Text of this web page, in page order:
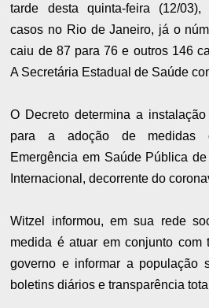
tarde desta quinta-feira (12/
casos no Rio de Janeiro, já o
caiu de 87 para 76 e outros 146
A Secretária Estadual de Saúde
O Decreto determina a
para a adoção de medidas
Emergência em Saúde Pública
Internacional, decorrente do
Witzel informou, em sua rede
medida é atuar em conjunto com
governo e informar a população
boletins diários e transparência